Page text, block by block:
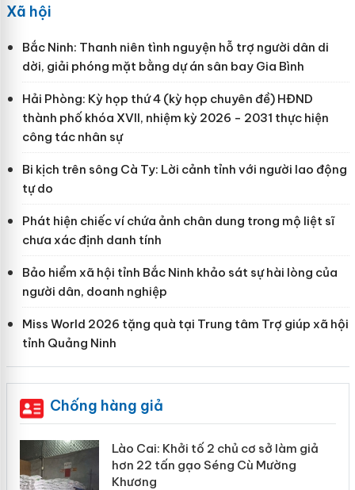
Xã hội
Bắc Ninh: Thanh niên tình nguyện hỗ trợ người dân di
dời, giải phóng mặt bằng dự án sân bay Gia Bình
Hải Phòng: Kỳ họp thứ 4 (kỳ họp chuyên đề) HĐND
thành phố khóa XVII, nhiệm kỳ 2026 - 2031 thực hiện
công tác nhân sự
Bi kịch trên sông Cà Ty: Lời cảnh tỉnh với người lao động
tự do
Phát hiện chiếc ví chứa ảnh chân dung trong mộ liệt sĩ
chưa xác định danh tính
Bảo hiểm xã hội tỉnh Bắc Ninh khảo sát sự hài lòng của
người dân, doanh nghiệp
Miss World 2026 tặng quà tại Trung tâm Trợ giúp xã hội
tỉnh Quảng Ninh
Chống hàng giả
Lào Cai: Khởi tố 2 chủ cơ sở làm giả
hơn 22 tấn gạo Séng Cù Mường
Khương